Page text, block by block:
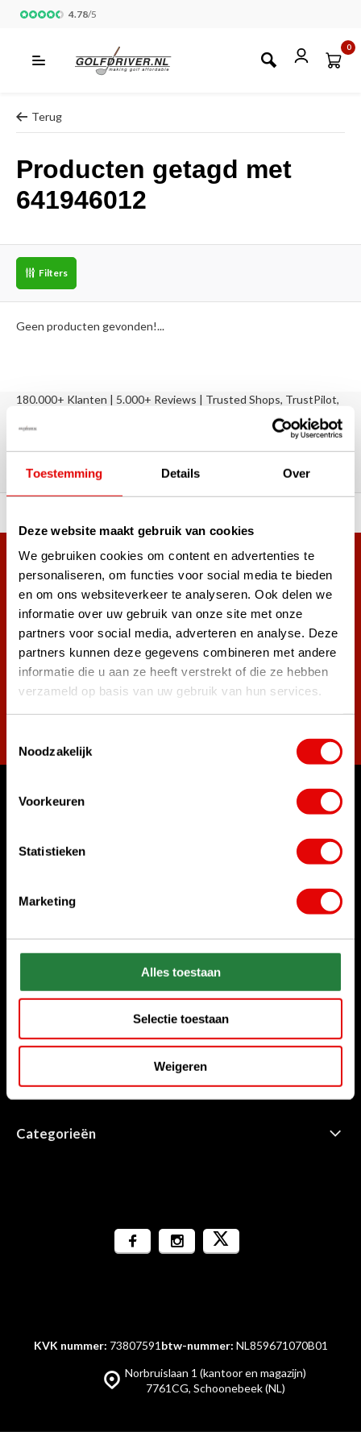
Toestemming Details Over
Deze website maakt gebruik van cookies
We gebruiken cookies om content en advertenties te
personaliseren, om functies voor social media te bieden
en om ons websiteverkeer te analyseren. Ook delen we
informatie over uw gebruik van onze site met onze
partners voor social media, adverteren en analyse. Deze
partners kunnen deze gegevens combineren met andere
informatie die u aan ze heeft verstrekt of die ze hebben
verzameld op basis van uw gebruik van hun services.
Noodzakelijk
Voorkeuren
Statistieken
Marketing
Alles toestaan
Selectie toestaan
Weigeren
4.78/5
0
Terug
Producten getagd met
641946012
Filters
Geen producten gevonden!...
180.000+ Klanten | 5.000+ Reviews | Trusted Shops, TrustPilot,
Reviews: Onze klanten aan het
woord
Meer dan 38.000 klanten hebben zich al
aangemeld.
Word ook lid van de nieuwsbrief en mis nooit meer de beste
golf aanbiedingen!
Waar kunnen we u mee helpen?
Bel ons gerust
Chat met ons
Stuur ons een e-mail
sales@golfdriver.nl
Klantenservice
Informatie
Categorieën
Norbruislaan 1 (kantoor en magazijn)
7761CG, Schoonebeek (NL)
KVK nummer: 73807591 btw-nummer: NL859671070B01